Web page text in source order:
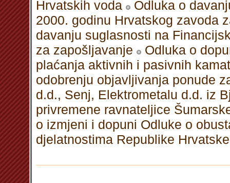
Hrvatskih voda
Odluka o
2000. godinu Hrvatskog zavoda
davanju suglasnosti na
za zapošljavanje
Odluka o
plaćanja aktivnih i pasivnih
odobrenju objavljivanja ponude
d.d., Senj, Elektrometalu d.d. iz
privremene ravnateljice
o izmjeni i dopuni Odluke o
djelatnostima Republike Hrvatske